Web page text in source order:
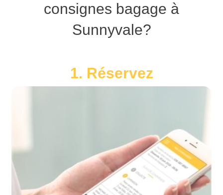
consignes bagage à
Sunnyvale?
1. Réservez